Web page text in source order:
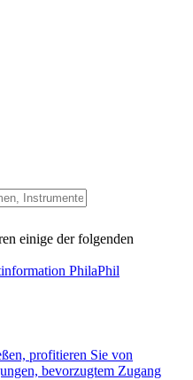
einige der folgenden
PhilaPhil
profitieren Sie von
bevorzugtem Zugang